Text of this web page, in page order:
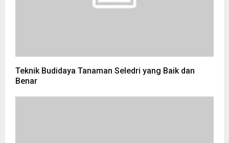
Teknik Budidaya Tanaman Seledri yang Baik dan
Benar